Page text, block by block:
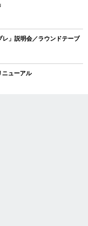
」説明会／ラウンドテーブ
ューアル